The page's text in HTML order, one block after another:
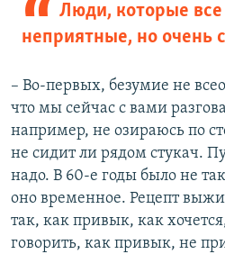
Люди, которые
неприятные, но очень
– Во-первых, безумие не
что мы сейчас с вами
например, не озираюсь по
не сидит ли рядом стукач.
надо. В 60-е годы было не
оно временное. Рецепт
так, как привык, как
говорить, как привык, не